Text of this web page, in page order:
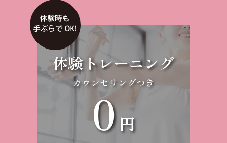
体験トレーニング
カウンセリングつき
0円